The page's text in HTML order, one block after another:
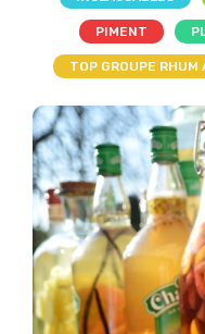
PIMENT
TOP GROUPE RHUM